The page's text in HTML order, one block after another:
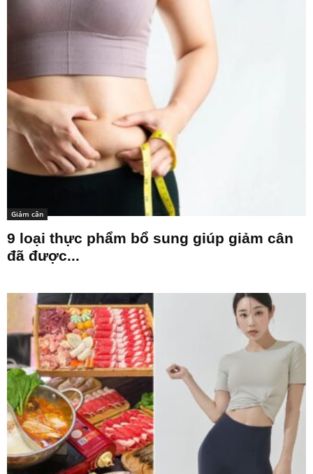
Giảm cân
9 loại thực phẩm bổ sung giúp giảm cân
đã được...